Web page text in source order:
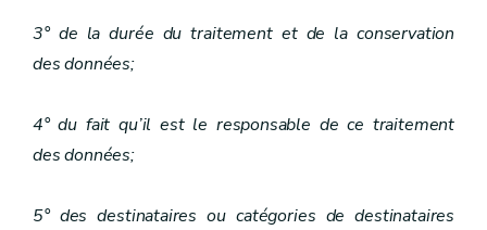
3° de la durée du traitement et de la conservation
des données;
4° du fait qu’il est le responsable de ce traitement
des données;
5° des destinataires ou catégories de destinataires